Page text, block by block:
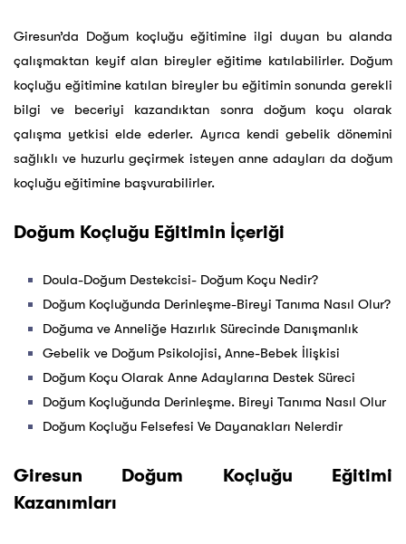
Giresun’da Doğum koçluğu eğitimine ilgi duyan bu alanda
çalışmaktan keyif alan bireyler eğitime katılabilirler. Doğum
koçluğu eğitimine katılan bireyler bu eğitimin sonunda gerekli
bilgi ve beceriyi kazandıktan sonra doğum koçu olarak
çalışma yetkisi elde ederler. Ayrıca kendi gebelik dönemini
sağlıklı ve huzurlu geçirmek isteyen anne adayları da doğum
koçluğu eğitimine başvurabilirler.
Doğum Koçluğu Eğitimin İçeriği
Doula-Doğum Destekcisi- Doğum Koçu Nedir?
Doğum Koçluğunda Derinleşme-Bireyi Tanıma Nasıl Olur?
Doğuma ve Anneliğe Hazırlık Sürecinde Danışmanlık
Gebelik ve Doğum Psikolojisi, Anne-Bebek İlişkisi
Doğum Koçu Olarak Anne Adaylarına Destek Süreci
Doğum Koçluğunda Derinleşme. Bireyi Tanıma Nasıl Olur
Doğum Koçluğu Felsefesi Ve Dayanakları Nelerdir
Giresun Doğum Koçluğu Eğitimi
Kazanımları